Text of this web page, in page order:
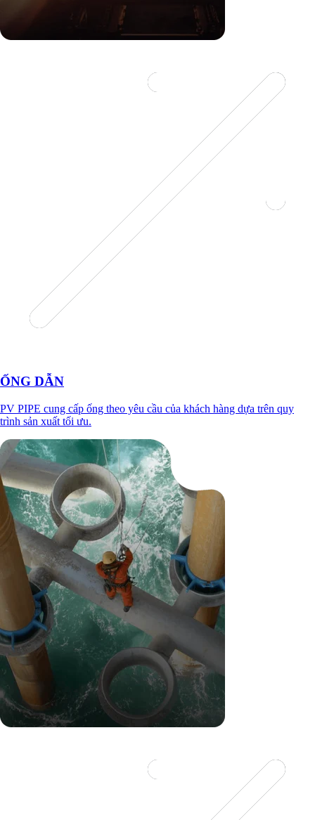
ỐNG DẪN
PV PIPE cung cấp ống theo yêu cầu của khách hàng dựa trên quy
trình sản xuất tối ưu.